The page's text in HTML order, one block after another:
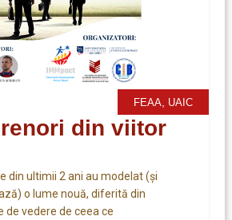
FEAA UAIC
din viitor
din ultimii 2 ani au modelat (și
o lume nouă, diferită din
de vedere de ceea ce